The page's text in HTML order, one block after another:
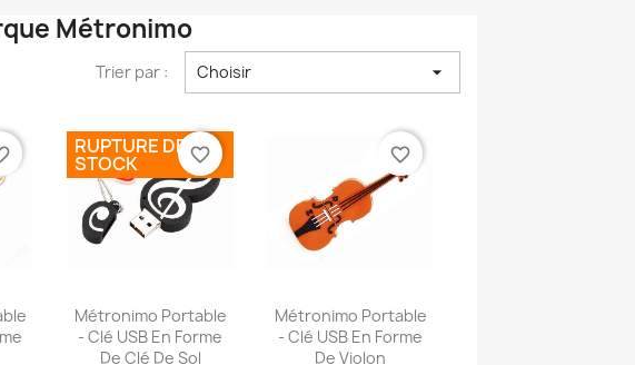
Métronimo
Trier par : Choisir 
Aperçu rapide
Métronimo Portable
- Clé USB En Forme
De Clé De Sol
RUPTURE DE
STOCK favorite_border
Aperçu rapide
Métronimo Portable
- Clé USB En Forme
De Violon
favorite_border